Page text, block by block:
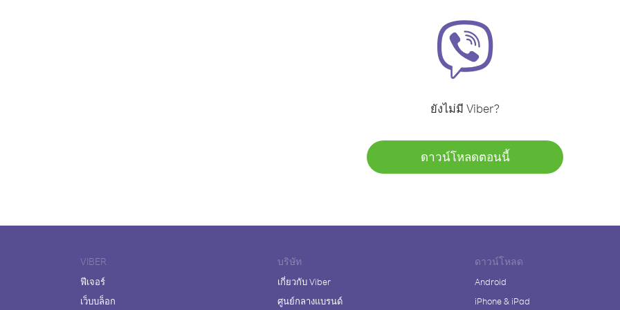
ยังไม่มี Viber?
ดาวน์โหลดตอนนี้
VIBER
ฟีเจอร์
เว็บบล็อก
บริษัท
เกี่ยวกับ Viber
ศูนย์กลางแบรนด์
ดาวน์โหลด
Android
iPhone & iPad